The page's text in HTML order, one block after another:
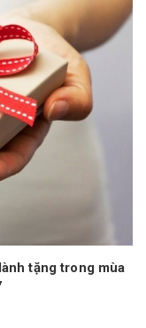
tặng trong mùa